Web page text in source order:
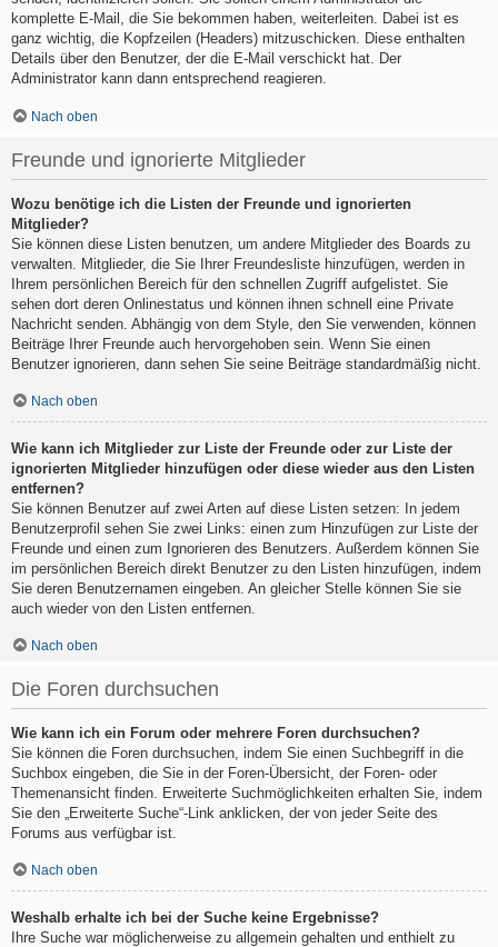
komplette E-Mail, die Sie bekommen haben, weiterleiten. Dabei ist es
ganz wichtig, die Kopfzeilen (Headers) mitzuschicken. Diese enthalten
Details über den Benutzer, der die E-Mail verschickt hat. Der
Administrator kann dann entsprechend reagieren.
Nach oben
Freunde und ignorierte Mitglieder
Wozu benötige ich die Listen der Freunde und ignorierten
Mitglieder?
Sie können diese Listen benutzen, um andere Mitglieder des Boards zu
verwalten. Mitglieder, die Sie Ihrer Freundesliste hinzufügen, werden in
Ihrem persönlichen Bereich für den schnellen Zugriff aufgelistet. Sie
sehen dort deren Onlinestatus und können ihnen schnell eine Private
Nachricht senden. Abhängig von dem Style, den Sie verwenden, können
Beiträge Ihrer Freunde auch hervorgehoben sein. Wenn Sie einen
Benutzer ignorieren, dann sehen Sie seine Beiträge standardmäßig nicht.
Nach oben
Wie kann ich Mitglieder zur Liste der Freunde oder zur Liste der
ignorierten Mitglieder hinzufügen oder diese wieder aus den Listen
entfernen?
Sie können Benutzer auf zwei Arten auf diese Listen setzen: In jedem
Benutzerprofil sehen Sie zwei Links: einen zum Hinzufügen zur Liste der
Freunde und einen zum Ignorieren des Benutzers. Außerdem können Sie
im persönlichen Bereich direkt Benutzer zu den Listen hinzufügen, indem
Sie deren Benutzernamen eingeben. An gleicher Stelle können Sie sie
auch wieder von den Listen entfernen.
Nach oben
Die Foren durchsuchen
Wie kann ich ein Forum oder mehrere Foren durchsuchen?
Sie können die Foren durchsuchen, indem Sie einen Suchbegriff in die
Suchbox eingeben, die Sie in der Foren-Übersicht, der Foren- oder
Themenansicht finden. Erweiterte Suchmöglichkeiten erhalten Sie, indem
Sie den „Erweiterte Suche“-Link anklicken, der von jeder Seite des
Forums aus verfügbar ist.
Nach oben
Weshalb erhalte ich bei der Suche keine Ergebnisse?
Ihre Suche war möglicherweise zu allgemein gehalten und enthielt zu